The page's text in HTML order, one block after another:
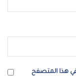
في هذا المتصفح